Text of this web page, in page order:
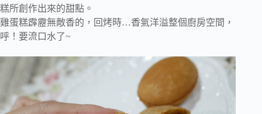
糕所創作出來的甜點。
雞蛋糕霹靂無敵香的，回烤時…香氣洋溢整個廚房空間，
呼！要流口水了~